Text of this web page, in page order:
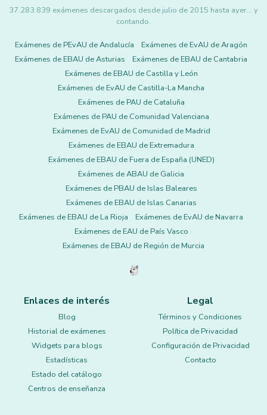
37.283.839 exámenes descargados desde julio de 2015 hasta ayer... y
contando.
Exámenes de PEvAU de Andalucía
Exámenes de EvAU de Aragón
Exámenes de EBAU de Asturias
Exámenes de EBAU de Cantabria
Exámenes de EBAU de Castilla y León
Exámenes de EvAU de Castilla-La Mancha
Exámenes de PAU de Cataluña
Exámenes de PAU de Comunidad Valenciana
Exámenes de EvAU de Comunidad de Madrid
Exámenes de EBAU de Extremadura
Exámenes de EBAU de Fuera de España (UNED)
Exámenes de ABAU de Galicia
Exámenes de PBAU de Islas Baleares
Exámenes de EBAU de Islas Canarias
Exámenes de EBAU de La Rioja
Exámenes de EvAU de Navarra
Exámenes de EAU de País Vasco
Exámenes de EBAU de Región de Murcia
Enlaces de interés
Blog
Historial de exámenes
Widgets para blogs
Estadísticas
Estado del catálogo
Centros de enseñanza
Legal
Términos y Condiciones
Política de Privacidad
Configuración de Privacidad
Contacto